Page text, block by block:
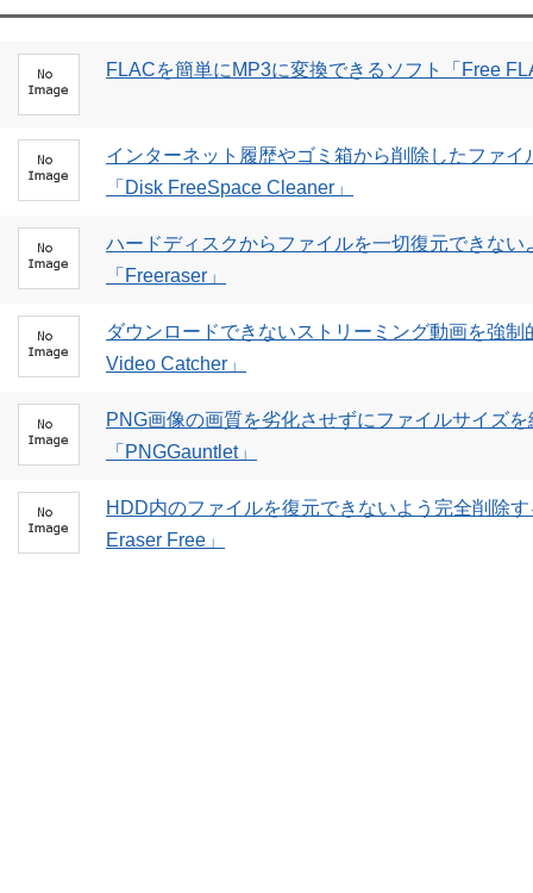
FLACを簡単にMP3に変換できるソフト「Free
インターネット履歴やゴミ箱から削除したファ
「Disk FreeSpace Cleaner」
ハードディスクからファイルを一切復元できない
「Freeraser」
ダウンロードできないストリーミング動画を強
Video Catcher」
PNG画像の画質を劣化させずにファイルサイズ
「PNGGauntlet」
HDD内のファイルを復元できないよう完全削除
Eraser Free」